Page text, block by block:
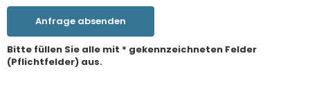
Anfrage absenden
Bitte füllen Sie alle mit * gekennzeichneten Felder
(Pflichtfelder) aus.